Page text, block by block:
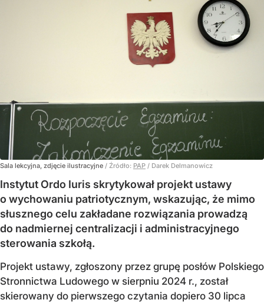
Sala lekcyjna, zdjęcie ilustracyjne / Źródło: PAP / Darek Delmanowicz
Instytut Ordo Iuris skrytykował projekt ustawy
o wychowaniu patriotycznym, wskazując, że mimo
słusznego celu zakładane rozwiązania prowadzą
do nadmiernej centralizacji i administracyjnego
sterowania szkołą.
Projekt ustawy, zgłoszony przez grupę posłów Polskiego
Stronnictwa Ludowego w sierpniu 2024 r., został
skierowany do pierwszego czytania dopiero 30 lipca